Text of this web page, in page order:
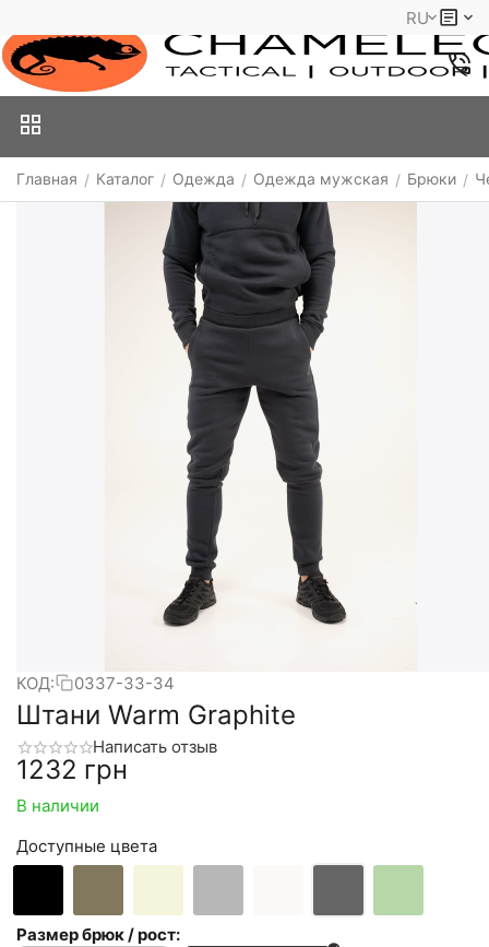
RU
Главная / Каталог / Одежда / Одежда мужская / Брюки /
КОД: 0337-33-34
Штани Warm Graphite
Написать отзыв
‍1232‍ грн
В наличии
Доступные цвета
Размер брюк / рост: